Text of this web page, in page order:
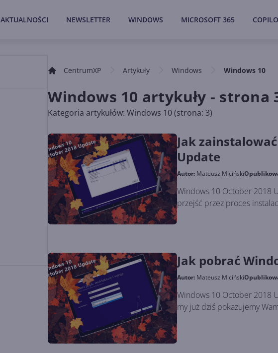
AKTUALNOŚCI NEWSLETTER WINDOWS MICROSOFT 365
CentrumXP Artykuły Windows Windows 10
Windows 10 artykuły - strona
Kategoria artykułów: Windows 10 (strona: 3)
Jak
Update
Autor: Mateusz Miciński
Windows 10 October 2018
przejść przez proces
Jak pobrać
Autor: Mateusz Miciński
Windows 10 October 2018
my już dziś pokazujemy